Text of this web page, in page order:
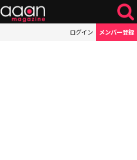
ログイン メンバー登録